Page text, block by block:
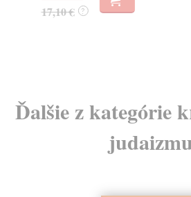
17,10 € ?
Ďalšie z kategórie